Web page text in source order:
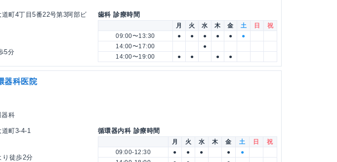
町4丁目5番22号第3阿部ビ
5分
歯科 診療時間
月 火 水 木 金 土 日
祝
09:00〜13:30
● ● ● ● ●
●
14:00〜17:00
●
14:00〜19:00
● ● ● ●
器科医院
器科
町3-4-1
り徒歩2分
循環器内科 診療時間
月 火 水 木 金 土 日
祝
09:00-12:30
● ● ● ●
●